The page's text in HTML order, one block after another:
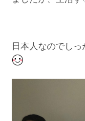
日本人なのでし